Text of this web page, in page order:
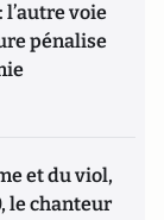
l’autre voie
pénalise
et du viol,
le chanteur